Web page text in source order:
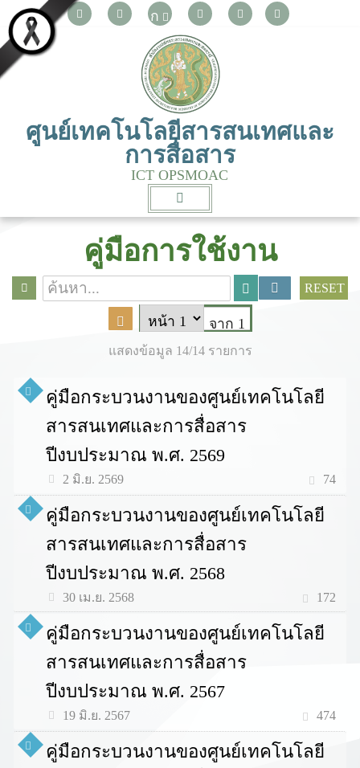
ก
ศูนย์เทคโนโลยีสารสนเทศและ
การสื่อสาร
ICT OPSMOAC
คู่มือการใช้งาน
RESET
จาก 1
แสดงข้อมูล 14/14 รายการ
คู่มือกระบวนงานของศูนย์เทคโนโลยี
สารสนเทศและการสื่อสาร
ปีงบประมาณ พ.ศ. 2569
2 มิ.ย. 2569 74
คู่มือกระบวนงานของศูนย์เทคโนโลยี
สารสนเทศและการสื่อสาร
ปีงบประมาณ พ.ศ. 2568
30 เม.ย. 2568 172
คู่มือกระบวนงานของศูนย์เทคโนโลยี
สารสนเทศและการสื่อสาร
ปีงบประมาณ พ.ศ. 2567
19 มิ.ย. 2567 474
คู่มือกระบวนงานของศูนย์เทคโนโลยี